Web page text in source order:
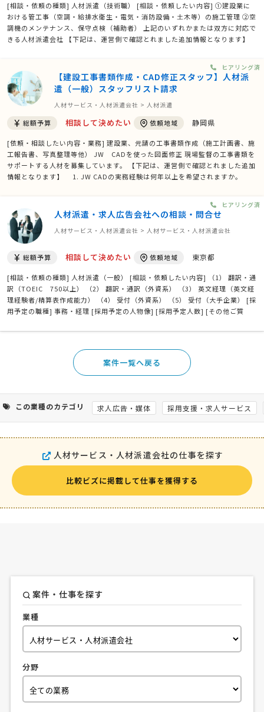
[相談・依頼の種類] 人材派遣（技術職） [相談・依頼したい内容] ①建設業に
おける管工事（空調・給排水衛生・電気・消防設備・土木等）の施工管理 ②空
調機のメンテナンス、保守点検（補助者） 上記のいずれかまたは双方に対応で
きる人材派遣会社 【下記は、運営側で確認とれました追加情報となります】
【建設工事書類作成・CAD修正スタッフ】人材派
遣（一般）スタッフリスト請求
人材サービス・人材派遣会社 > 人材派遣
総額予算 相談して決めたい 依頼地域 静岡県
[依頼・相談したい内容・業務] 建設業、元請の工事書類作成（施工計画書、施
工報告書、写真整理等他） JW CADを使った図面修正 現場監督の工事書類を
サポートする人材を募集しています。 【下記は、運営側で確認とれました追加
情報となります】 1. JW CADの実務経験は何年以上を希望されますか。
ヒアリング済
人材派遣・求人広告会社への相談・問合せ
人材サービス・人材派遣会社 > 人材サービス・人材派遣会社
総額予算 相談して決めたい 依頼地域 東京都
[相談・依頼の種類] 人材派遣（一般） [相談・依頼したい内容] （1） 翻訳・通
訳（TOEIC 750以上） （2） 翻訳・通訳（外資系） （3） 英文経理（英文経
理経験者/精算表作成能力） （4） 受付（外資系） （5） 受付（大手企業） [採
用予定の職種] 事務・経理 [採用予定の人物像] [採用予定人数] [その他ご質
(6)は別個の項目であり、(A) …
ヒアリング済
案件一覧へ戻る
この業種のカテゴリ 求人広告・媒体 採用支援・求人サービス
人材サービス・人材派遣会社の仕事を探す
比較ビズに掲載して仕事を獲得する
案件・仕事を探す
業種
分野